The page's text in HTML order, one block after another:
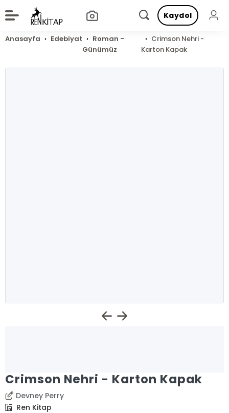
Kaydol
Anasayfa Edebiyat
Roman -
Günümüz
Crimson Nehri -
Karton Kapak
Crimson Nehri - Karton Kapak
Devney Perry
Ren Kitap